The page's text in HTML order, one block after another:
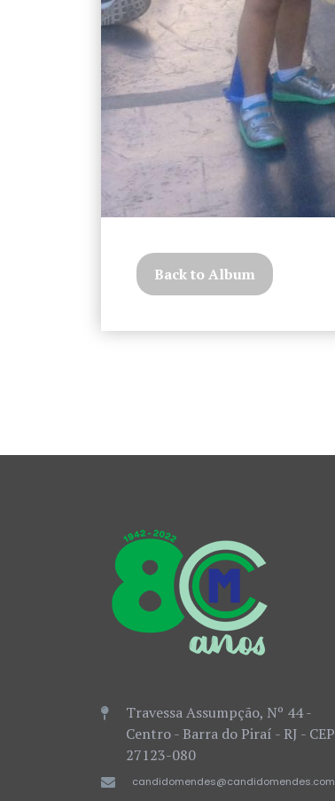
Back to Album
Travessa Assumpção, Nº 44 -
Centro - Barra do Piraí - RJ - CEP
27123-080
candidomendes@candidomendes.com